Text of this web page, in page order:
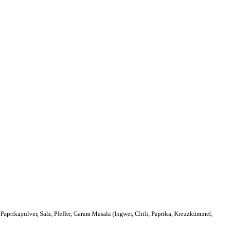
, Paprikapulver, Salz, Pfeffer, Garam Masala (Ingwer, Chili, Paprika, Kreuzkümmel,